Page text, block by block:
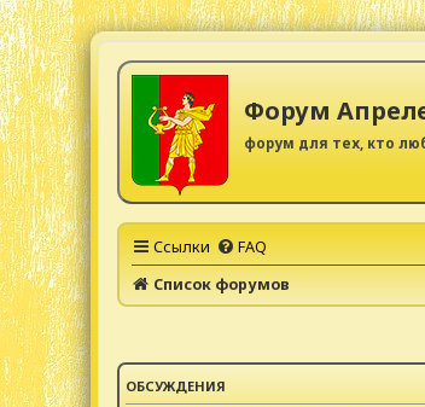
Форум
форум для тех, кто
Ссылки FAQ
Список форумов
ОБСУЖДЕНИЯ